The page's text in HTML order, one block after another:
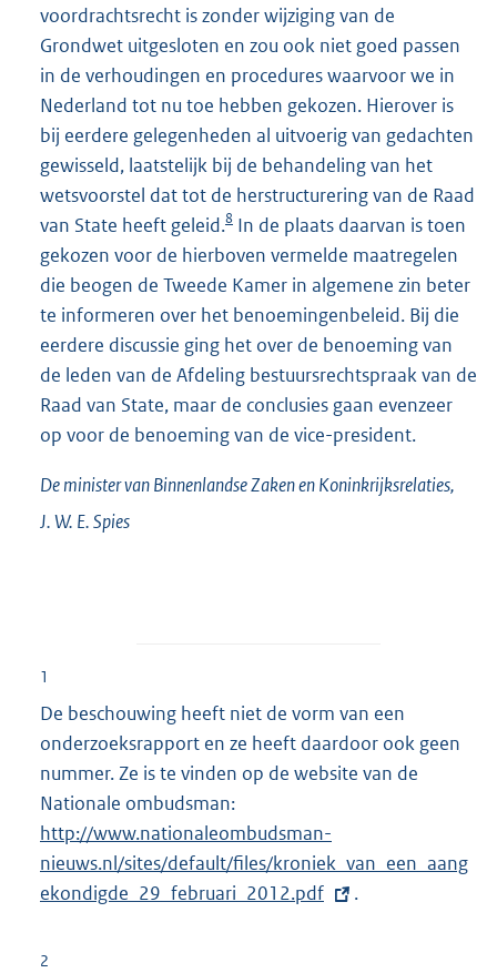
voordrachtsrecht is zonder wijziging van de
Grondwet uitgesloten en zou ook niet goed passen
in de verhoudingen en procedures waarvoor we in
Nederland tot nu toe hebben gekozen. Hierover is
bij eerdere gelegenheden al uitvoerig van gedachten
gewisseld, laatstelijk bij de behandeling van het
wetsvoorstel dat tot de herstructurering van de Raad
van State heeft geleid.8 In de plaats daarvan is toen
gekozen voor de hierboven vermelde maatregelen
die beogen de Tweede Kamer in algemene zin beter
te informeren over het benoemingenbeleid. Bij die
eerdere discussie ging het over de benoeming van
de leden van de Afdeling bestuursrechtspraak van de
Raad van State, maar de conclusies gaan evenzeer
op voor de benoeming van de vice-president.
De minister van Binnenlandse Zaken en Koninkrijksrelaties,
J. W. E.Spies
1
De beschouwing heeft niet de vorm van een
onderzoeksrapport en ze heeft daardoor ook geen
nummer. Ze is te vinden op de website van de
Nationale ombudsman:
x
t
http://www.nationaleombudsman-
nieuws.nl/sites/default/files/kroniek_van_een_ aang
ekondigde_29_februari_2012.pdf
.
2